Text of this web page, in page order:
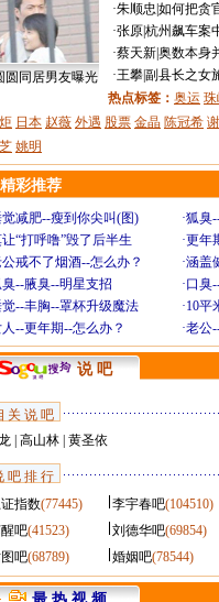
圆同居男友曝光
·朱顺忠 如何把贪
·张原|杭州飙车案
·蔡天新|奥数本身
·王攀|副县长之女
热点标签： 奥运
日本 赵薇 外遇 股票 金晶 陈冠希
姚明
精彩推荐
觉减肥--瘦到你尖叫(图) ·狐臭
“打呼噜”毁了后半生 ·更年
戒不了烟酒--怎么办？ ·涵盖
--腋臭--明星支招 ·口臭
觉--丰胸--罩杯升级魔法 ·10平
--更年期--怎么办？ ·老公
说 吧
关 说 吧
| 高山林| 黄圣依
吧 排 行
指数(77445) 李宇春吧(104510)
吧(41523) 刘德华吧(69854)
吧(68789) 婚姻吧(78544)